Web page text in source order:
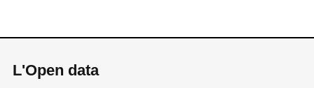
L'Open data